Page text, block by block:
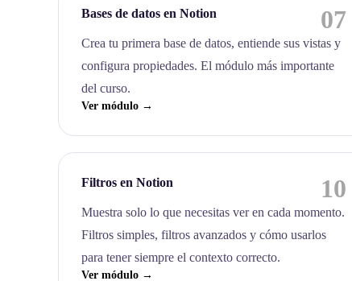
Bases de datos en Notion 07
Crea tu primera base de datos, entiende sus vistas y
configura propiedades. El módulo más importante
del curso.
Ver módulo →
Filtros en Notion 10
Muestra solo lo que necesitas ver en cada momento.
Filtros simples, filtros avanzados y cómo usarlos
para tener siempre el contexto correcto.
Ver módulo →